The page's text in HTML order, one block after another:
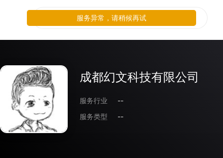
成都幻文科技有限公司
服务行业
--
服务类型
--
服务异常，请稍候再试